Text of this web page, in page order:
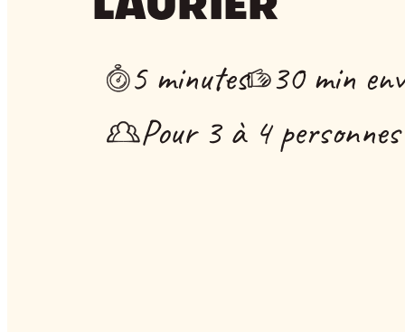
LAURIER
5 minutes
30 min
Pour 3 à 4 personnes